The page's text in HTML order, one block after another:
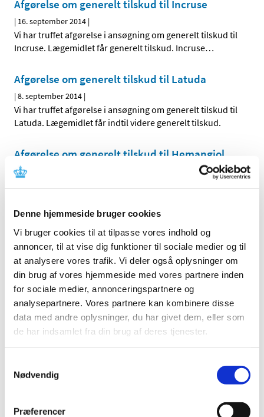
Denne hjemmeside bruger cookies
Vi bruger cookies til at tilpasse vores indhold og
annoncer, til at vise dig funktioner til sociale medier og til
at analysere vores trafik. Vi deler også oplysninger om
din brug af vores hjemmeside med vores partnere inden
for sociale medier, annonceringspartnere og
analysepartnere. Vores partnere kan kombinere disse
data med andre oplysninger, du har givet dem, eller som
de har indsamlet fra din brug af deres tjenester.
Nødvendig
Præferencer
Afgørelse om generelt tilskud til Incruse
| 16. september 2014 |
Vi har truffet afgørelse i ansøgning om generelt tilskud til
Incruse. Lægemidlet får generelt tilskud. Incruse…
Afgørelse om generelt tilskud til Latuda
|8. september 2014 |
Vi har truffet afgørelse i ansøgning om generelt tilskud til
Latuda. Lægemidlet får indtil videre generelt tilskud.
Afgørelse om generelt tilskud til Hemangiol
(opdateret)
Hemangiol. Lægemidlet får ikke generelt tilskud
Alle (2506)
TID
2026 (84)
2025 (158)
2024 (224)
2021 (516)
2019 (159)